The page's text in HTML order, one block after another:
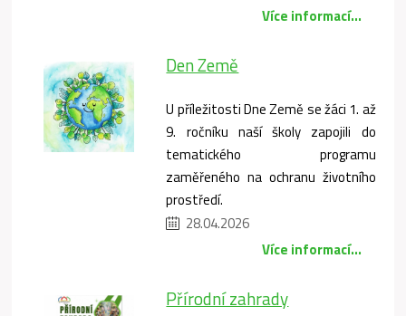
Více informací...
Den Země
U příležitosti Dne Země se žáci 1. až
9. ročníku naší školy zapojili do
tematického programu
zaměřeného na ochranu životního
prostředí.
28.04.2026
Více informací...
Přírodní zahrady